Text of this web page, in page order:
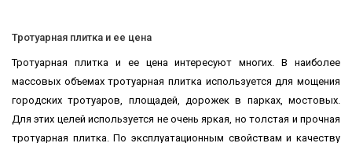
Тротуарная плитка и ее цена
Тротуарная плитка и ее цена интересуют многих. В наиболее
массовых объемах тротуарная плитка используется для мощения
городских тротуаров, площадей, дорожек в парках, мостовых.
Для этих целей используется не очень яркая, но толстая и прочная
тротуарная плитка. По эксплуатационным свойствам и качеству